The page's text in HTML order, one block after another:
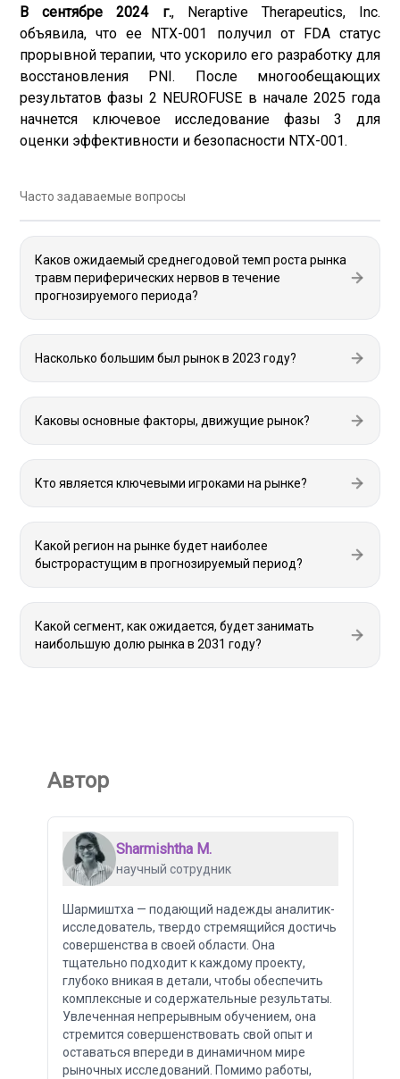
В сентябре 2024 г., Neraptive Therapeutics, Inc.
объявила, что ее NTX-001 получил от FDA статус
прорывной терапии, что ускорило его разработку для
восстановления PNI. После многообещающих
результатов фазы 2 NEUROFUSE в начале 2025 года
начнется ключевое исследование фазы 3 для
оценки эффективности и безопасности NTX-001.
Часто задаваемые вопросы
Каков ожидаемый среднегодовой темп роста рынка
травм периферических нервов в течение
прогнозируемого периода?
Насколько большим был рынок в 2023 году?
Каковы основные факторы, движущие рынок?
Кто является ключевыми игроками на рынке?
Какой регион на рынке будет наиболее
быстрорастущим в прогнозируемый период?
Какой сегмент, как ожидается, будет занимать
наибольшую долю рынка в 2031 году?
Автор
Sharmishtha M.
научный сотрудник
Шармиштха — подающий надежды аналитик-
исследователь, твердо стремящийся достичь
совершенства в своей области. Она
тщательно подходит к каждому проекту,
глубоко вникая в детали, чтобы обеспечить
комплексные и содержательные результаты.
Увлеченная непрерывным обучением, она
стремится совершенствовать свой опыт и
оставаться впереди в динамичном мире
рыночных исследований. Помимо работы,